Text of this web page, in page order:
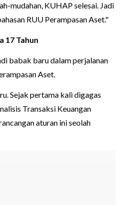
mudahan, KUHAP selesai. Jadi
RUU Perampasan Aset."
17 Tahun
babak baru dalam perjalanan
Aset.
Sejak pertama kali digagas
Transaksi Keuangan
aturan ini seolah